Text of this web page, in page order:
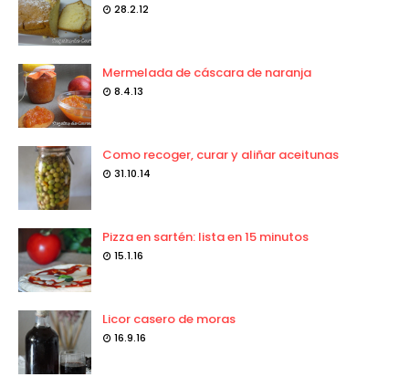
28.2.12
Mermelada de cáscara de naranja
8.4.13
Como recoger, curar y aliñar aceitunas
31.10.14
Pizza en sartén: lista en 15 minutos
15.1.16
Licor casero de moras
16.9.16